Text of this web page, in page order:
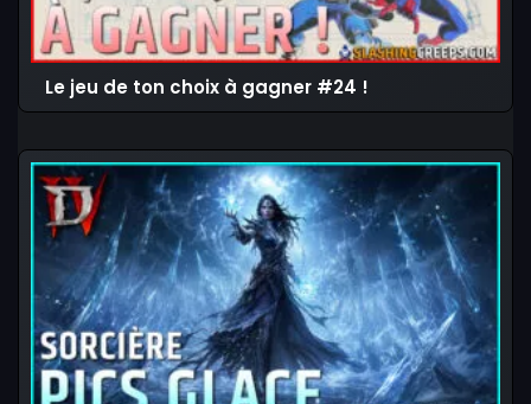
Le jeu de ton choix à gagner #24 !